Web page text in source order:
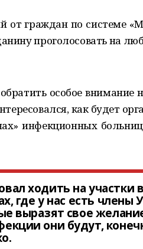
от граждан по системе
проголосовать на
особое
как будет
инфекционных
ходить на участки
где у нас есть
выразят свое
они будут,